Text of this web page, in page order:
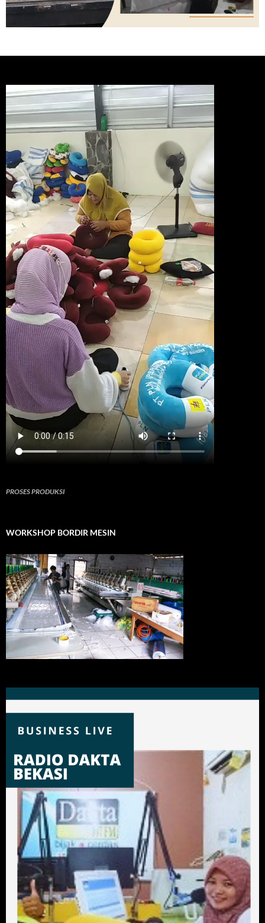
PROSES PRODUKSI
WORKSHOP BORDIR MESIN